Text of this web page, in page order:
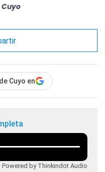
Cuyo en
Powered by Thinkindot Audio